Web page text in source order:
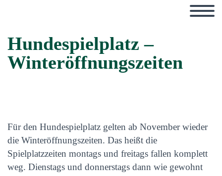
Hundespielplatz –
Winteröffnungszeiten
Für den Hundespielplatz gelten ab November wieder
die Winteröffnungszeiten. Das heißt die
Spielplatzzeiten montags und freitags fallen komplett
weg. Dienstags und donnerstags dann wie gewohnt